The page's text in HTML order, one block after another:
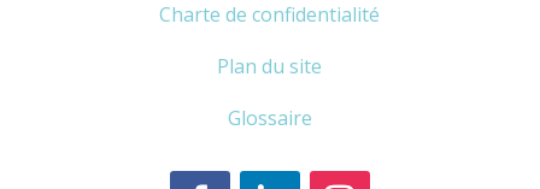
Charte de confidentialité
Plan du site
Glossaire